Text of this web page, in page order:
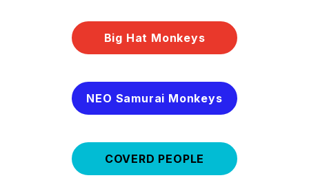
Big Hat Monkeys
NEO Samurai Monkeys
COVERD PEOPLE